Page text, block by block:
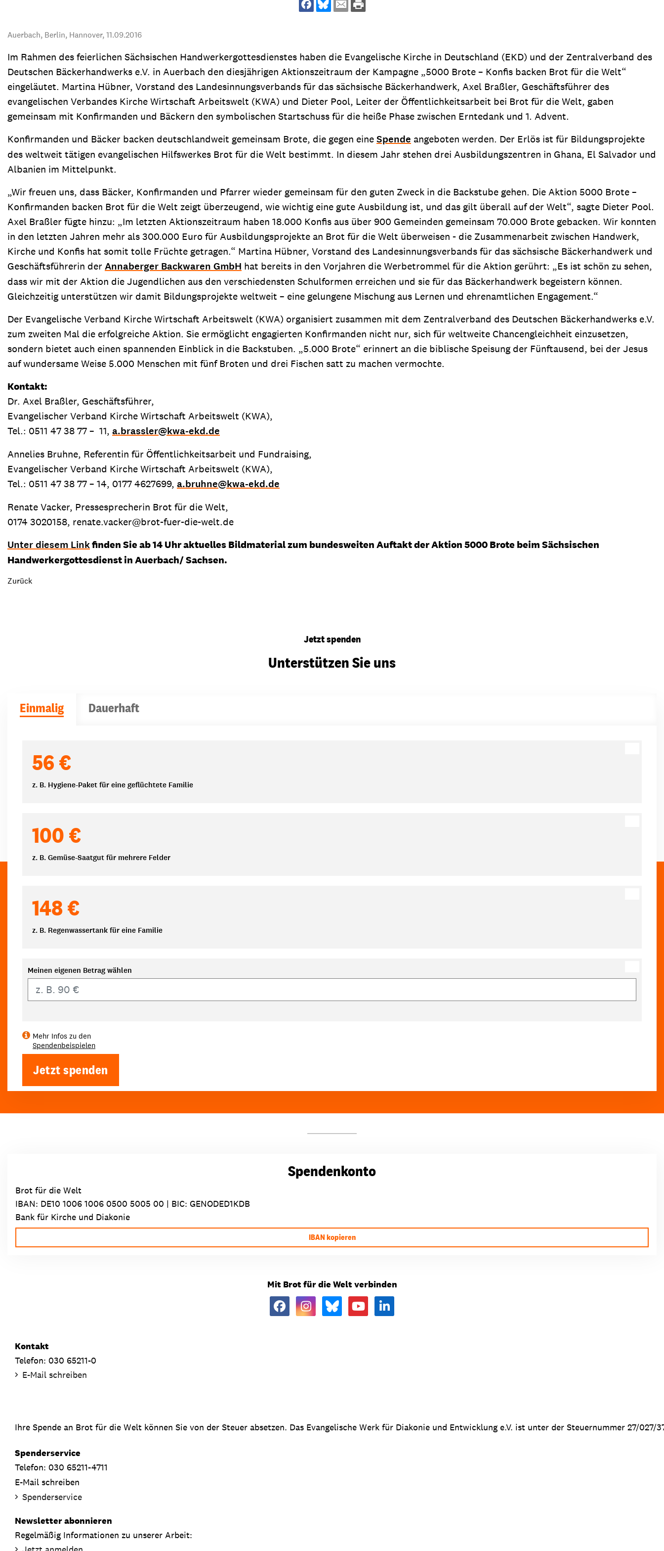
Frieden
Entwicklungszusammenarbeit
Zivilgesellschaft
Alle Themen
Sie brauchen Materialien?
Bildungsmaterial Projektmaterial
Geschenke
Jugend & Konfirmation
Sie brauchen Materialien?
Entdecken Sie unsere zahlreichen Publikationen & Materialien:
Gemeindematerial Fachpublikationen
Auerbach, Berlin, Hannover,11.09.2016
Im Rahmen des feierlichen Sächsischen Handwerkergottesdienstes haben die Evangelische Kirche in Deutschland (EKD) und der Zentralverband des
Deutschen Bäckerhandwerks e.V. in Auerbach den diesjährigen Aktionszeitraum der Kampagne „5000 Brote – Konfis backen Brot für die Welt“
eingeläutet. Martina Hübner, Vorstand des Landesinnungsverbands für das sächsische Bäckerhandwerk, Axel Braßler, Geschäftsführer des
evangelischen Verbandes Kirche Wirtschaft Arbeitswelt (KWA) und Dieter Pool, Leiter der Öffentlichkeitsarbeit bei Brot für die Welt, gaben
gemeinsam mit Konfirmanden und Bäckern den symbolischen Startschuss für die heiße Phase zwischen Erntedank und 1. Advent.
Konfirmanden und Bäcker backen deutschlandweit gemeinsam Brote, die gegen eineSpende angeboten werden. Der Erlös ist für Bildungsprojekte
des weltweit tätigen evangelischen Hilfswerkes Brot für die Welt bestimmt. In diesem Jahr stehen drei Ausbildungszentren in Ghana, El Salvador und
Albanien im Mittelpunkt.
„Wir freuen uns, dass Bäcker, Konfirmanden und Pfarrer wieder gemeinsam für den guten Zweck in die Backstube gehen. Die Aktion 5000 Brote –
Konfirmanden backen Brot für die Welt zeigt überzeugend, wie wichtig eine gute Ausbildung ist, und das gilt überall auf der Welt“, sagte Dieter Pool.
Axel Braßler fügte hinzu: „Im letzten Aktionszeitraum haben 18.000 Konfis aus über 900 Gemeinden gemeinsam 70.000 Brote gebacken. Wir konnten
in den letzten Jahren mehr als 300.000 Euro für Ausbildungsprojekte an Brot für die Welt überweisen - die Zusammenarbeit zwischen Handwerk,
Kirche und Konfis hat somit tolle Früchte getragen.“ Martina Hübner, Vorstand des Landesinnungsverbands für das sächsische Bäckerhandwerk und
Geschäftsführerin der Annaberger Backwaren GmbH hat bereits in den Vorjahren die Werbetrommel für die Aktion gerührt: „Es ist schön zu sehen,
dass wir mit der Aktion die Jugendlichen aus den verschiedensten Schulformen erreichen und sie für das Bäckerhandwerk begeistern können.
Gleichzeitig unterstützen wir damit Bildungsprojekte weltweit – eine gelungene Mischung aus Lernen und ehrenamtlichen Engagement.“
Der Evangelische Verband Kirche Wirtschaft Arbeitswelt (KWA) organisiert zusammen mit dem Zentralverband des Deutschen Bäckerhandwerks e.V.
zum zweiten Mal die erfolgreiche Aktion. Sie ermöglicht engagierten Konfirmanden nicht nur, sich für weltweite Chancengleichheit einzusetzen,
sondern bietet auch einen spannenden Einblick in die Backstuben. „5.000 Brote“ erinnert an die biblische Speisung der Fünftausend, bei der Jesus
auf wundersame Weise 5.000 Menschen mit fünf Broten und drei Fischen satt zu machen vermochte.
Kontakt:
Dr. Axel Braßler, Geschäftsführer,
Evangelischer Verband Kirche Wirtschaft Arbeitswelt (KWA),
Tel.: 0511 47 38 77 – 11, a.brassler@kwa-ekd.de
Annelies Bruhne, Referentin für Öffentlichkeitsarbeit und Fundraising,
Evangelischer Verband Kirche Wirtschaft Arbeitswelt (KWA),
Tel.: 0511 47 38 77 – 14, 0177 4627699, a.bruhne@kwa-ekd.de
Renate Vacker, Pressesprecherin Brot für die Welt,
0174 3020158, renate.vacker@brot-fuer-die-welt.de
Unter diesem Linkfinden Sie ab 14 Uhr aktuelles Bildmaterial zum bundesweiten Auftakt der Aktion 5000 Brote beim Sächsischen
Handwerkergottesdienst in Auerbach/ Sachsen.
Zurück
Jetzt spenden
Unterstützen Sie uns
Einmalig Dauerhaft
56 €
z. B. Hygiene-Paket für eine geflüchtete Familie
100 €
z. B. Gemüse-Saatgut für mehrere Felder
148 €
z. B. Regenwassertank für eine Familie
Meinen eigenen Betrag wählen
Mehr Infos zu den
Spendenbeispielen
Jetzt spenden
Spendenkonto
Brot für die Welt
IBAN: DE10 1006 1006 0500 5005 00 | BIC: GENODED1KDB
Bank für Kirche und Diakonie
IBAN kopieren
Mit Brot für die Welt verbinden
Kontakt
Telefon: 030 65211-0
E-Mail schreiben
Ihre Spende an Brot für die Welt können Sie von der Steuer absetzen. Das Evangelische Werk für Diakonie und Entwicklung e.V. ist unter der Steuernummer 27/
Spenderservice
Telefon: 030 65211-4711
E-Mail schreiben
Spenderservice
Newsletter abonnieren
Regelmäßig Informationen zu unserer Arbeit: